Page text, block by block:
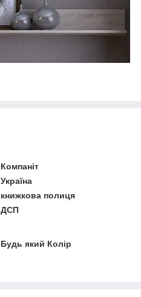
Компаніт
Україна
книжкова полиця
ДСП
Будь який Колір